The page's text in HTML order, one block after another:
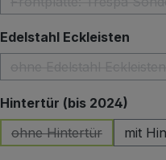
Edelstahl Eckleisten
(Diese
Hintertür (bis 2024)
ohne Hintertür
(Diese Option ist
mit